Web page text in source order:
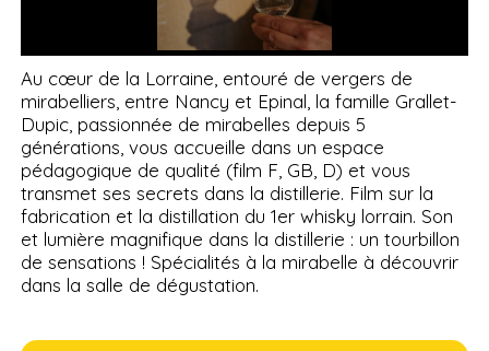
Au cœur de la Lorraine, entouré de vergers de
mirabelliers, entre Nancy et Epinal, la famille Grallet-
Dupic, passionnée de mirabelles depuis 5
générations, vous accueille dans un espace
pédagogique de qualité (film F, GB, D) et vous
transmet ses secrets dans la distillerie. Film sur la
fabrication et la distillation du 1er whisky lorrain. Son
et lumière magnifique dans la distillerie : un tourbillon
de sensations ! Spécialités à la mirabelle à découvrir
dans la salle de dégustation.